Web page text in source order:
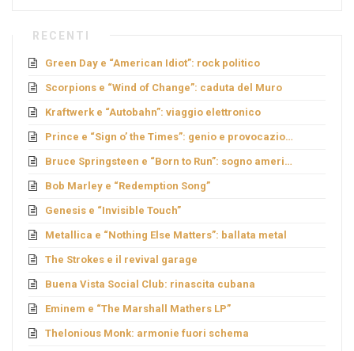
RECENTI
Green Day e “American Idiot”: rock politico
Scorpions e “Wind of Change”: caduta del Muro
Kraftwerk e “Autobahn”: viaggio elettronico
Prince e “Sign o’ the Times”: genio e provocazione
Bruce Springsteen e “Born to Run”: sogno americano
Bob Marley e “Redemption Song”
Genesis e “Invisible Touch”
Metallica e “Nothing Else Matters”: ballata metal
The Strokes e il revival garage
Buena Vista Social Club: rinascita cubana
Eminem e “The Marshall Mathers LP”
Thelonious Monk: armonie fuori schema